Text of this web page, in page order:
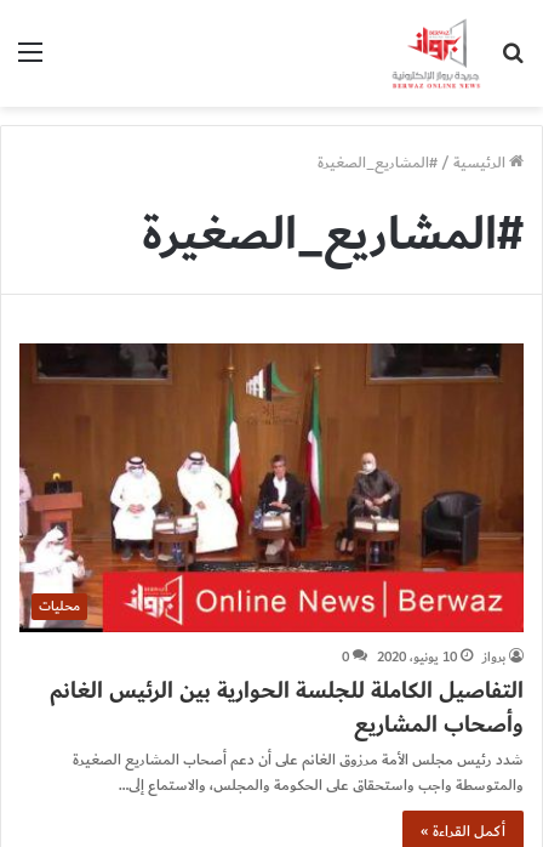
الرئيسية/#المشاريع_الصغيرة
#المشاريع_الصغيرة
محليات
برواز
10 يونيو، 2020 0
التفاصيل الكاملة للجلسة الحوارية بين الرئيس الغانم
وأصحاب المشاريع
شدد رئيس مجلس الأمة مرزوق الغانم على أن دعم أصحاب المشاريع الصغيرة
والمتوسطة واجب واستحقاق على الحكومة والمجلس، والاستماع إلى…
أكمل القراءة »